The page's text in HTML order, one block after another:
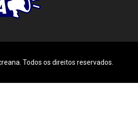
Todos os direitos reservados.